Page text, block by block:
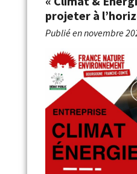
projeter à
Publié ennovembre